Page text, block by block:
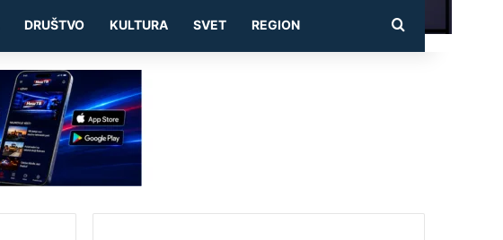
DRUŠTVO KULTURA SVET REGION Pretraži